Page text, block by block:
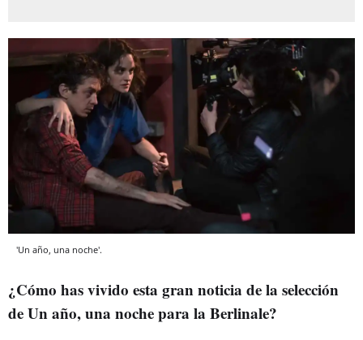
'Un año, una noche'.
¿Cómo has vivido esta gran noticia de la selección
de Un año, una noche para la Berlinale?